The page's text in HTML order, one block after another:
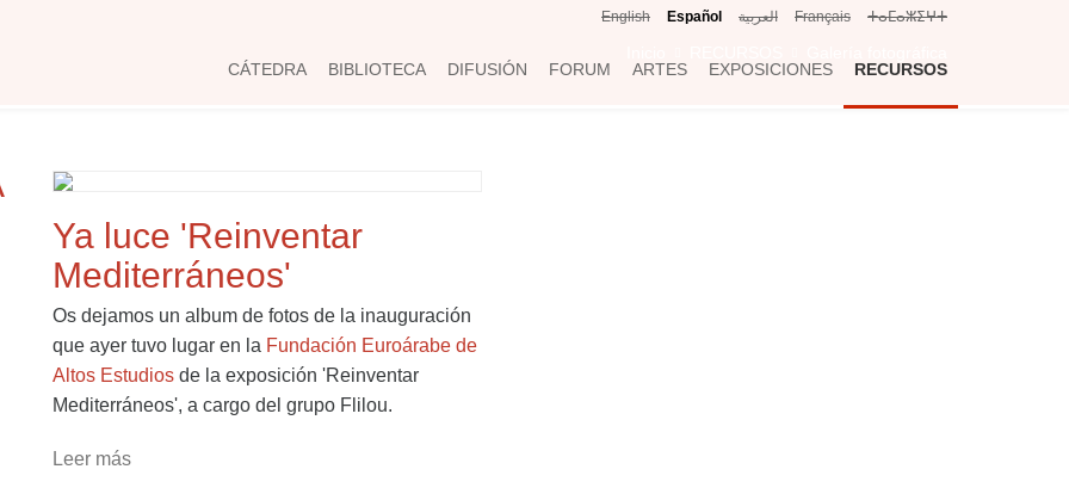
English Español العربية Français ⵜⴰⵎⴰⵣⵉⵖⵜ
CÁTEDRA BIBLIOTECA DIFUSIÓN FORUM ARTES EXPOSICIONES RECURSOS
Ya luce 'Reinventar
Mediterráneos'
Os dejamos un album de fotos de la inauguración
que ayer tuvo lugar en la Fundación Euroárabe de
Altos Estudios de la exposición 'Reinventar
Mediterráneos', a cargo del grupo Flilou.
Leer más